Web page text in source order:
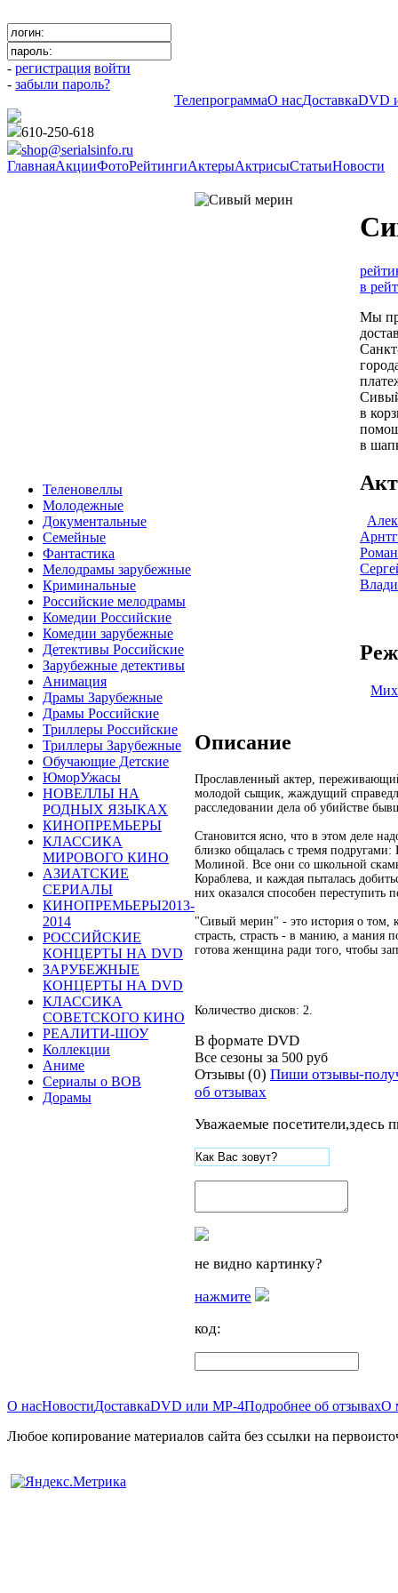
- регистрация войти
- забыли пароль?
ТелепрограммаО насДоставкаDVD
610-250-618
shop@serialsinfo.ru
ГлавнаяАкцииФотоРейтингиАктерыАктрисыСтатьиНовости
Теленовеллы
Молодежные
Документальные
Семейные
Фантастика
Мелодрамы зарубежные
Криминальные
Российские мелодрамы
Комедии Российские
Комедии зарубежные
Детективы Российские
Зарубежные детективы
Анимация
Драмы Зарубежные
Драмы Российские
Триллеры Российские
Триллеры Зарубежные
Обучающие Детские
ЮморУжасы
НОВЕЛЛЫ НА
РОДНЫХ ЯЗЫКАХ
КИНОПРЕМЬЕРЫ
КЛАССИКА
МИРОВОГО КИНО
АЗИАТСКИЕ
СЕРИАЛЫ
КИНОПРЕМЬЕРЫ2013-
2014
РОССИЙСКИЕ
КОНЦЕРТЫ НА DVD
ЗАРУБЕЖНЫЕ
КОНЦЕРТЫ НА DVD
КЛАССИКА
СОВЕТСКОГО КИНО
РЕАЛИТИ-ШОУ
Коллекции
Аниме
Сериалы о ВОВ
Дорамы
в
Мы
в
в
Описание
Прославленный актер,
молодой сыщик, жаждущий
расследовании дела об убийстве
Становится ясно, что в этом деле
близко общалась с тремя
Молиной. Все они со школьной
Кораблева, и каждая пыталась
них оказался способен переступить
"Сивый мерин" - это история о том,
страсть, страсть - в манию, а мания
готова женщина ради того, чтобы
Количество дисков: 2.
В формате DVD
Все сезоны за 500 руб
Отзывы (0) Пиши отзывы-
об отзывах
Уважаемые посетители,здесь
не видно картинку?
нажмите
код:
О насНовостиДоставкаDVD или MP-4Подробнее об отзывахО
Любое копирование материалов сайта без ссылки на